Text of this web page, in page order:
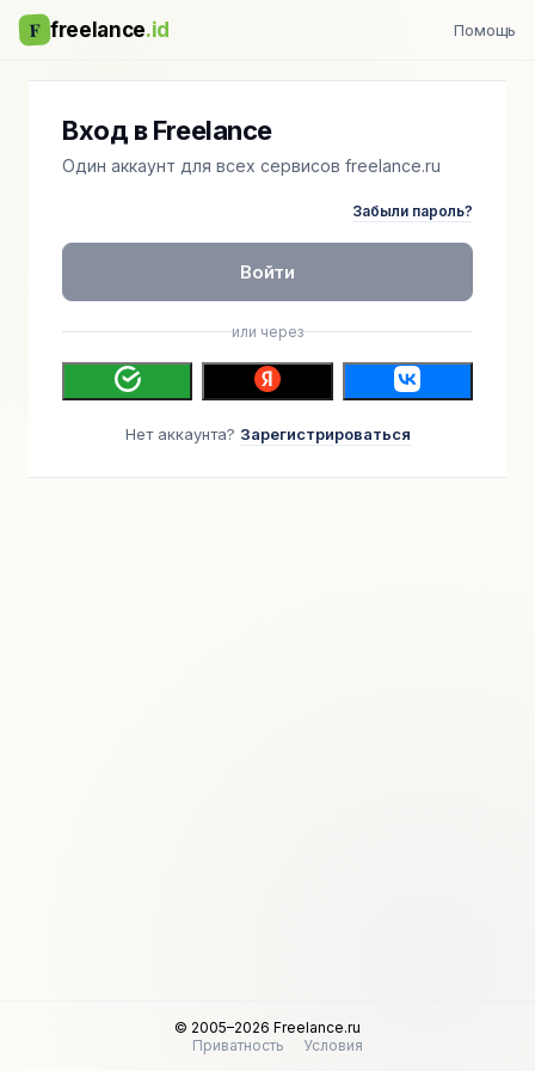
F freelance.id Помощь
Вход в Freelance
Один аккаунт для всех сервисов freelance.ru
Забыли пароль?
Войти
или через
Нет аккаунта? Зарегистрироваться
© 2005–2026 Freelance.ru
Приватность
Условия